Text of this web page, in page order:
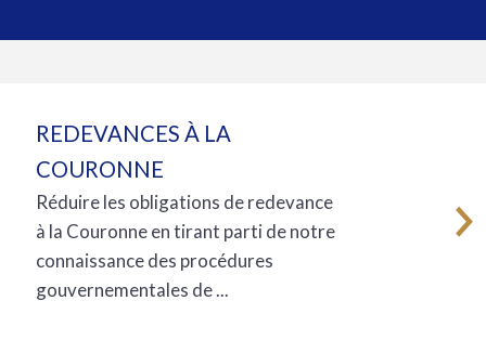
REDEVANCES À LA
COURONNE
Réduire les obligations de redevance
à la Couronne en tirant parti de notre
connaissance des procédures
gouvernementales de ...